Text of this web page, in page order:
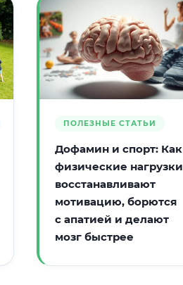
ПОЛЕЗНЫЕ СТАТЬИ
Дофамин и спорт: Как
физические нагрузки
восстанавливают
мотивацию, борются
с апатией и делают
мозг быстрее